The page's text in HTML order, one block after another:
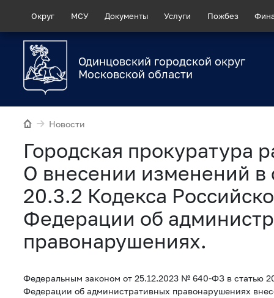
Округ МСУ Документы Услуги Пожбез
Одинцовский городской округ
Московской области
Новости
Городская прокуратура
О внесении изменений в
20.3.2 Кодекса
Федерации об
правонарушениях.
Федеральным законом от 25.12.2023 № 640-ФЗ в статью
Федерации об административных правонарушениях